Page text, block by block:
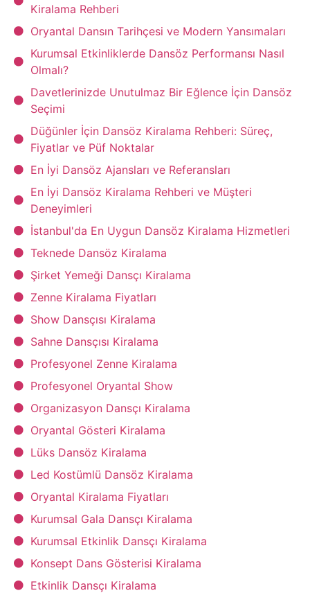
Kiralama Rehberi
Oryantal Dansın Tarihçesi ve Modern Yansımaları
Kurumsal Etkinliklerde Dansöz Performansı Nasıl
Olmalı?
Davetlerinizde Unutulmaz Bir Eğlence İçin Dansöz
Seçimi
Düğünler İçin Dansöz Kiralama Rehberi: Süreç,
Fiyatlar ve Püf Noktalar
En İyi Dansöz Ajansları ve Referansları
En İyi Dansöz Kiralama Rehberi ve Müşteri
Deneyimleri
İstanbul'da En Uygun Dansöz Kiralama Hizmetleri
Teknede Dansöz Kiralama
Şirket Yemeği Dansçı Kiralama
Zenne Kiralama Fiyatları
Show Dansçısı Kiralama
Sahne Dansçısı Kiralama
Profesyonel Zenne Kiralama
Profesyonel Oryantal Show
Organizasyon Dansçı Kiralama
Oryantal Gösteri Kiralama
Lüks Dansöz Kiralama
Led Kostümlü Dansöz Kiralama
Oryantal Kiralama Fiyatları
Kurumsal Gala Dansçı Kiralama
Kurumsal Etkinlik Dansçı Kiralama
Konsept Dans Gösterisi Kiralama
Etkinlik Dansçı Kiralama